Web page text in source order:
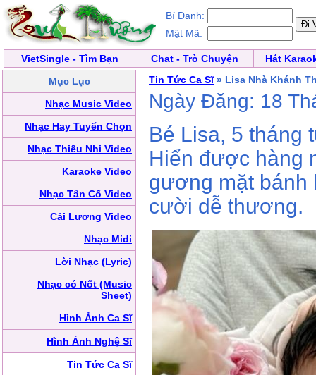
Bí Danh:
Mật Mã:
VietSingle - Tìm Bạn Chat - Trò Chuyện
Hát
Mục Lục
Nhạc Music Video
Nhạc Hay Tuyển Chọn
Nhạc Thiếu Nhi Video
Karaoke Video
Nhạc Tân Cổ Video
Cải Lương Video
Nhạc Midi
Lời Nhạc (Lyric)
Nhạc có Nốt (Music
Sheet)
Hình Ảnh Ca Sĩ
Hình Ảnh Nghệ Sĩ
Tin Tức Ca Sĩ
Tin Tức Ca Sĩ» Lisa Nhà Khánh
Ngày Đăng: 18
Bé Lisa, 5 tháng
Hiển được hàng
gương mặt bánh
cười dễ thương.